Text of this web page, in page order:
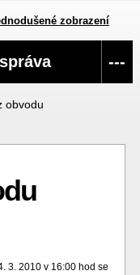
zobrazení
obvodu
3. 2010 v 16:00 hod se
---